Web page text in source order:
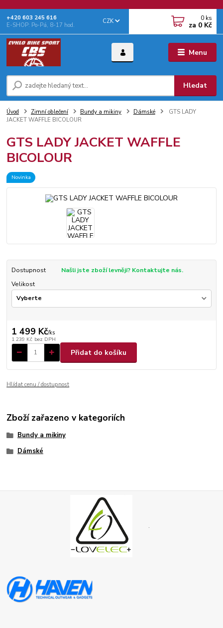
Menu
CZK
Hledat
+‭420 603 245 616‬
E-SHOP: Po-Pá, 8-17 hod.
0 ks
za 0 Kč
Úvod Zimní oblečení Bundy a mikiny Dámské
GTS LADY
JACKET WAFFLE BICOLOUR
GTS LADY JACKET WAFFLE
BICOLOUR
Novinka
Dostupnost
Našli jste zboží levněji? Kontaktujte nás.
Velikost
1 499 Kč/ks
1 239 Kč bez DPH
Přidat do košíku
Hlídat cenu / dostupnost
Zboží zařazeno v kategoriích
Bundy a mikiny
Dámské
.